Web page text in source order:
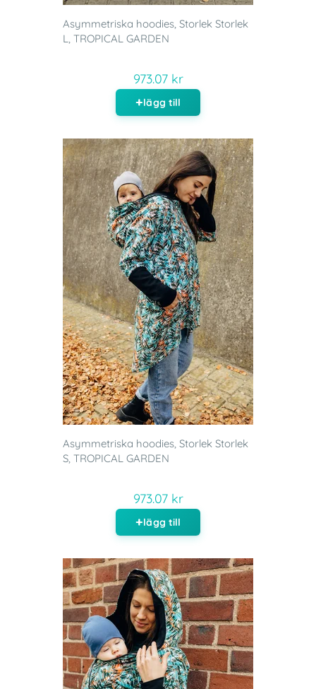
Asymmetriska hoodies, Storlek Storlek
L, TROPICAL GARDEN
973.07 kr
lägg till
Asymmetriska hoodies, Storlek Storlek
S, TROPICAL GARDEN
973.07 kr
lägg till